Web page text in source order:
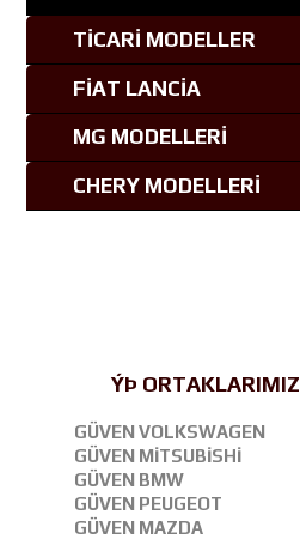
TİCARİ MODELLER
FİAT LANCİA
MG MODELLERİ
CHERY MODELLERİ
ÝÞ ORTAKLARIMIZ
GÜVEN VOLKSWAGEN
GÜVEN MİTSUBİSHİ
GÜVEN BMW
GÜVEN PEUGEOT
GÜVEN MAZDA